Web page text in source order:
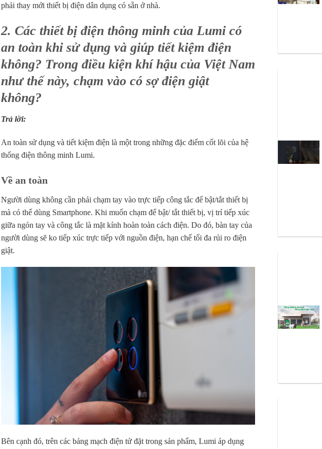
phải thay mới thiết bị điện dân dụng có sẵn ở nhà.
2. Các thiết bị điện thông minh của Lumi có
an toàn khi sử dụng và giúp tiết kiệm điện
không? Trong điều kiện khí hậu của Việt Nam
như thế này, chạm vào có sợ điện giật
không?
Trả lời:
An toàn sử dụng và tiết kiệm điện là một trong những đặc điểm cốt lõi của hệ
thống điện thông minh Lumi.
Về an toàn
Người dùng không cần phải chạm tay vào trực tiếp công tắc để bật/tắt thiết bị
mà có thể dùng Smartphone. Khi muốn chạm để bật/ tắt thiết bị, vị trí tiếp xúc
giữa ngón tay và công tắc là mặt kính hoàn toàn cách điện. Do đó, bàn tay của
người dùng sẽ ko tiếp xúc trực tiếp với nguồn điện, hạn chế tối đa rủi ro điện
giật.
Bên cạnh đó, trên các bảng mạch điện tử đặt trong sản phẩm, Lumi áp dụng